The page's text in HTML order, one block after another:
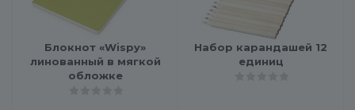
Блокнот «Wispy»
линованный в мягкой
обложке
Набор карандашей 12
единиц